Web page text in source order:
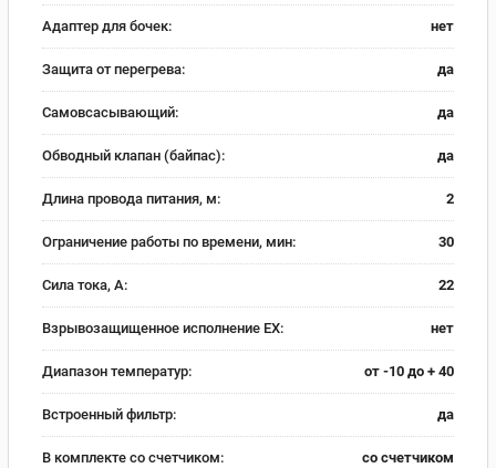
Адаптер для бочек: нет
Защита от перегрева: да
Самовсасывающий: да
Обводный клапан (байпас): да
Длина провода питания, м: 2
Ограничение работы по времени, мин: 30
Сила тока, А: 22
Взрывозащищенное исполнение EX: нет
Диапазон температур: от -10 до + 40
Встроенный фильтр: да
В комплекте со счетчиком: со счетчиком